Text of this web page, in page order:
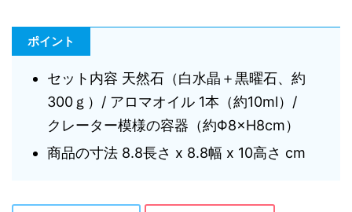
ポイント
セット内容 天然石（白水晶＋黒曜石、約
300ｇ）/ アロマオイル 1本（約10ml）/
クレーター模様の容器（約Φ8×H8cm）
商品の寸法 8.8長さ x 8.8幅 x 10高さ cm